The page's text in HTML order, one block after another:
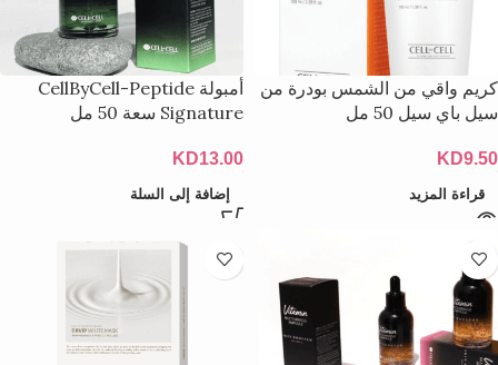
كريم واقي من الشمس بودرة من
سيل باي سيل 50 مل
KD9.50
قراءة المزيد
أمبولة CellByCell-Peptide
Signature سعة 50 مل
KD13.00
إضافة إلى السلة